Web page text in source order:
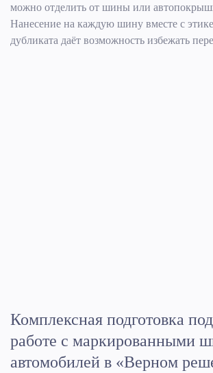
можно отделить от шины или
Нанесение на каждую шину вместе с
дубликата даёт возможность избежать
Комплексная подготовка
работе с маркированными
автомобилей в «Верном